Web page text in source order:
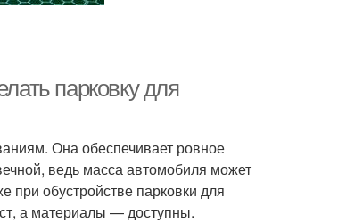
парковку для
Она обеспечивает ровное
ведь масса автомобиля может
при обустройстве парковки для
а материалы — доступны.